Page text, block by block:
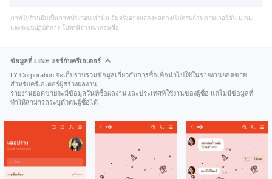
ภาพในร้านธีมเป็นภาพประกอบเท่านั้น ธีมจริงอาจแสดงผลต่าง/ไม่ครบถ้วนตามเวอร์ชัน LINE
และระบบปฏิบัติการ โปรดพิจารณาก่อนซื้อ
ข้อมูลที่ LINE แชร์กับครีเอเตอร์
LY Corporation จะเก็บรวบรวมข้อมูลเกี่ยวกับการซื้อเพื่อนำไปใช้ในรายงานยอดขาย
สำหรับครีเอเตอร์ผู้สร้างผลงาน
รายงานยอดขายจะมีข้อมูลวันที่ซื้อผลงานและประเทศที่ใช้งานของผู้ซื้อ แต่ไม่มีข้อมูลที่
ทำให้สามารถระบุตัวตนผู้ซื้อได้